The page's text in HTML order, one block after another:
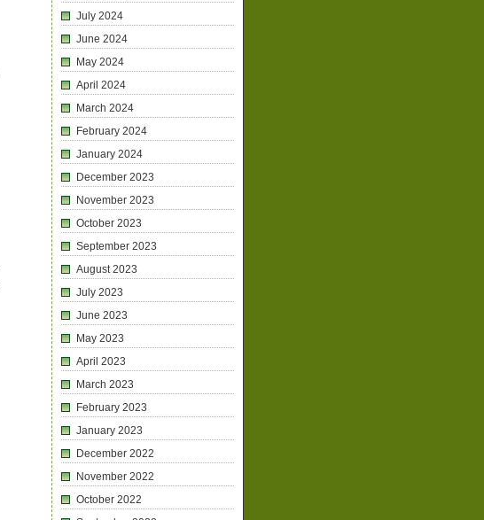
July 2024
June 2024
May 2024
April 2024
March 2024
February 2024
January 2024
December 2023
November 2023
October 2023
September 2023
August 2023
July 2023
June 2023
May 2023
April 2023
March 2023
February 2023
January 2023
December 2022
November 2022
October 2022